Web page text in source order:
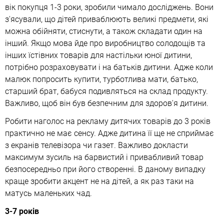
вік покупця 1-3 роки, зробили чимало досліджень. Вони
з'ясували, що дітей приваблюють великі предмети, які
можна обійняти, стиснути, а також складати один на
інший. Якщо мова йде про виробництво солодощів та
інших їстівних товарів для настільки юної дитини,
потрібно розраховувати і на батьків дитини. Адже коли
малюк попросить купити, турботлива мати, батько,
старший брат, бабуся подивляться на склад продукту.
Важливо, щоб він був безпечним для здоров'я дитини.
Робити наголос на рекламу дитячих товарів до 3 років
практично не має сенсу. Адже дитина її ще не сприймає
з екранів телевізора чи газет. Важливо докласти
максимум зусиль на барвистий і привабливий товар
безпосередньо при його створенні. В даному випадку
краще зробити акцент не на дітей, а як раз таки на
матусь маленьких чад.
3-7 років